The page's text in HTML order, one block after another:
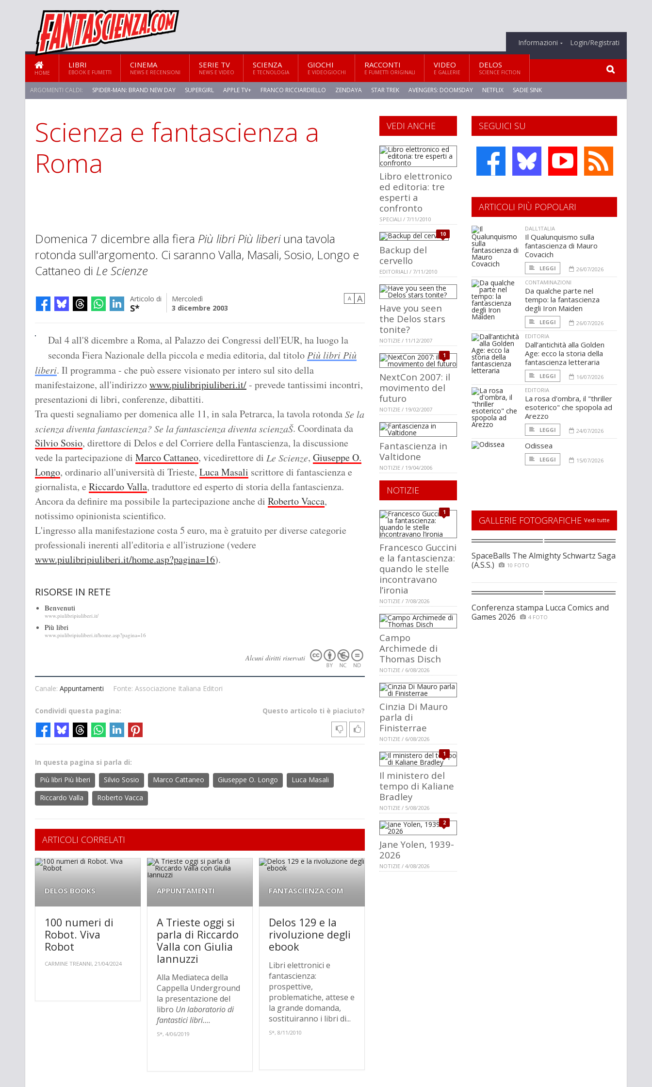
Informazioni Login/Registrati
HOME
LIBRI
EBOOK E FUMETTI
CINEMA
NEWS E RECENSIONI
SERIE TV
NEWS E VIDEO
SCIENZA
E TECNOLOGIA
GIOCHI
E VIDEOGIOCHI
RACCONTI
E FUMETTI ORIGINALI
VIDEO
E GALLERIE
DELOS
SCIENCE FICTION
ARGOMENTI CALDI: SPIDER-MAN: BRAND NEW DAY SUPERGIRL APPLE TV+ FRANCO RICCIARDIELLO ZENDAYA STAR TREK AVENGERS: DOOMSDAY NETFLIX SADIE SINK
STAR TREK: STRANGE NEW WORLDS
Scienza e fantascienza a
Roma
Domenica 7 dicembre alla fiera Più libri Più liberiuna tavola
rotonda sull'argomento. Ci saranno Valla, Masali, Sosio, Longo e
Cattaneo di Le Scienze
Articolo di
S*
Mercoledì
3 dicembre 2003
A A
Dal 4 all'8 dicembre a Roma, al Palazzo dei Congressi dell'EUR, ha luogo la
seconda Fiera Nazionale della piccola e media editoria, dal titoloPiù libri Più
liberi. Il programma - che può essere visionato per intero sul sito della
manifestaizone, all'indirizzowww.piulibripiuliberi.it/- prevede tantissimi incontri,
presentazioni di libri, conferenze, dibattiti.
Tra questi segnaliamo per domenica alle 11, in sala Petrarca, la tavola rotondaSe la
scienza diventa fantascienza? Se la fantascienza diventa scienzaŠ. Coordinata da
Silvio Sosio, direttore di Delos e del Corriere della Fantascienza, la discussione
vede la partecipazione di Marco Cattaneo, vicedirettore di Le Scienze, Giuseppe O.
Longo, ordinario all'università di Trieste, Luca Masali scrittore di fantascienza e
giornalista, e Riccardo Valla, traduttore ed esperto di storia della fantascienza.
Ancora da definire ma possibile la partecipazione anche di Roberto Vacca,
notissimo opinionista scientifico.
L'ingresso alla manifestazione costa 5 euro, ma è gratuito per diverse categorie
professionali inerenti all'editoria e all'istruzione (vedere
www.piulibripiuliberi.it/home.asp?pagina=16).
RISORSE IN RETE
Benvenuti
www.piulibripiuliberi.it/
Più libri
www.piulibripiuliberi.it/home.asp?pagina=16
Alcuni diritti riservati
Canale: Appuntamenti Fonte: Associazione Italiana Editori
Questo articolo ti è piaciuto?
Condividi questa pagina:
In questa pagina si parla di:
Più libri Più liberi
Silvio Sosio Marco Cattaneo Giuseppe O. Longo
Luca Masali
Riccardo Valla
Roberto Vacca
ARTICOLI CORRELATI
DELOS BOOKS
100 numeri di
Robot. Viva
Robot
CARMINE TREANNI, 21/04/2024
APPUNTAMENTI
A Trieste oggi si
parla di Riccardo
Valla con Giulia
Iannuzzi
Alla Mediateca della
Cappella Underground
la presentazione del
libro Un laboratorio di
fantastici libri....
S*, 4/06/2019
FANTASCIENZA.COM
Delos 129 e la
rivoluzione degli
ebook
Libri elettronici e
fantascienza:
prospettive,
problematiche, attese e
la grande domanda,
sostituiranno i libri di...
S*, 8/11/2010
SEGUICI SU
VEDI ANCHE
Libro elettronico
ed editoria: tre
esperti a
confronto
SPECIALI / 7/11/2010
10
Backup del
cervello
EDITORIALI / 7/11/2010
Have you seen
the Delos stars
tonite?
NOTIZIE / 11/12/2007
1
NextCon 2007: il
movimento del
futuro
NOTIZIE / 19/02/2007
Fantascienza in
Valtidone
NOTIZIE / 19/04/2006
NOTIZIE
1
Francesco Guccini
e la fantascienza:
quando le stelle
incontravano
l’ironia
NOTIZIE / 7/08/2026
Campo
Archimede di
Thomas Disch
NOTIZIE / 6/08/2026
Cinzia Di Mauro
parla di
Finisterrae
NOTIZIE / 6/08/2026
1
Il ministero del
tempo di Kaliane
Bradley
NOTIZIE / 5/08/2026
2
Jane Yolen, 1939-
2026
NOTIZIE / 4/08/2026
ARTICOLI PIÙ POPOLARI
DALL'ITALIA
Il Qualunquismo sulla
fantascienza di Mauro
Covacich
LEGGI
26/07/2026
CONTAMINAZIONI
Da qualche parte nel
tempo: la fantascienza
degli Iron Maiden
LEGGI
26/07/2026
EDITORIA
Dall’antichità alla Golden
Age: ecco la storia della
fantascienza letteraria
LEGGI
16/07/2026
EDITORIA
La rosa d'ombra, il "thriller
esoterico" che spopola ad
Arezzo
LEGGI 24/07/2026
Odissea
LEGGI 15/07/2026
GALLERIE FOTOGRAFICHE Vedi tutte
SpaceBalls The Almighty Schwartz Saga
(A.S.S.)
10 FOTO
Conferenza stampa Lucca Comics and
Games 2026
4 FOTO